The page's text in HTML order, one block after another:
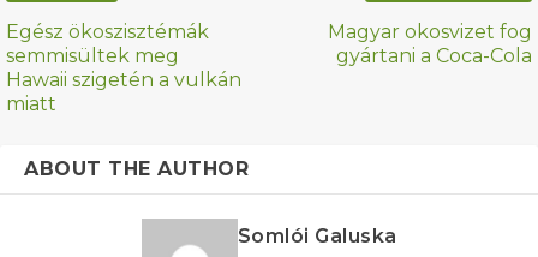
Egész ökoszisztémák
semmisültek meg
Hawaii szigetén a vulkán
miatt
Magyar okosvizet fog
gyártani a Coca-Cola
ABOUT THE AUTHOR
Somlói Galuska